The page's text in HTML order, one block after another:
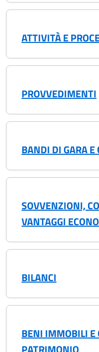
ATTIVITÀ E
PROVVEDIMENTI
BANDI DI GARA E
SOVVENZIONI,
VANTAGGI
BILANCI
BENI IMMOBILI E